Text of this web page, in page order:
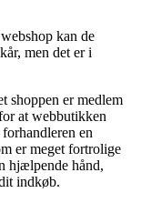
kan de
men det er i
shoppen er medlem
at webbutikken
en
er meget fortrolige
hjælpende hånd,
indkøb.